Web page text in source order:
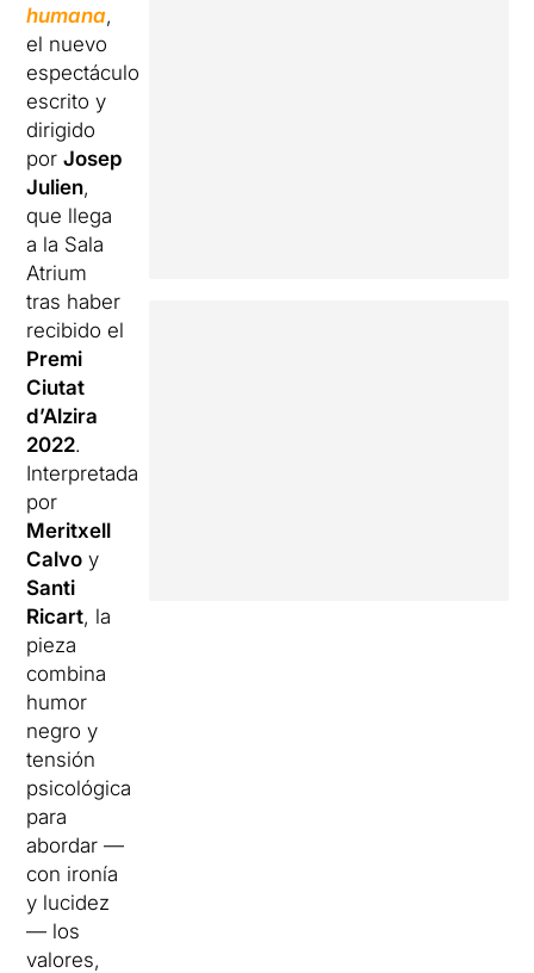
humana,
el nuevo
espectáculo
escrito y
dirigido
porJosep
Julien,
que llega
a la Sala
Atrium
tras haber
recibido el
Premi
Ciutat
d’Alzira
2022.
Interpretada
por
Meritxell
Calvo y
Santi
Ricart, la
pieza
combina
humor
negro y
tensión
psicológica
para
abordar —
con ironía
y lucidez
— los
valores,